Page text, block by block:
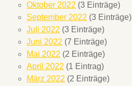
Oktober 2022 (3 Einträge)
September 2022 (3 Einträge)
Juli 2022 (3 Einträge)
Juni 2022 (7 Einträge)
Mai 2022 (2 Einträge)
April 2022 (1 Eintrag)
März 2022 (2 Einträge)